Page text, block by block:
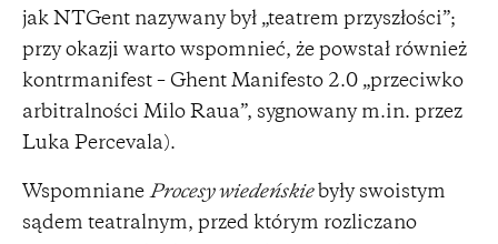
jak NTGent nazywany był „teatrem przyszłości”;
przy okazji warto wspomnieć, że powstał również
kontrmanifest – Ghent Manifesto 2.0 „przeciwko
arbitralności Milo Raua”, sygnowany m.in. przez
Luka Percevala).
Wspomniane Procesy wiedeńskiebyły swoistym
sądem teatralnym, przed którym rozliczano